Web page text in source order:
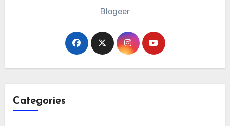
Blogeer
Categories